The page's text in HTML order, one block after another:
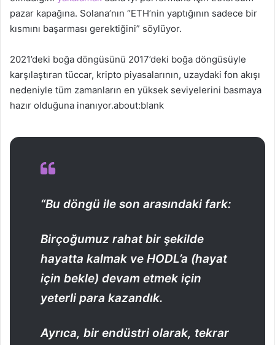
pazar kapağına. Solana’nın “ETH’nin yaptığının sadece bir
kısmını başarması gerektiğini” söylüyor.
2021’deki boğa döngüsünü 2017’deki boğa döngüsüyle
karşılaştıran tüccar, kripto piyasalarının, uzaydaki fon akışı
nedeniyle tüm zamanların en yüksek seviyelerini basmaya
hazır olduğuna inanıyor.about:blank
“Bu döngü ile son arasındaki fark:
Birçoğumuz rahat bir şekilde
hayatta kalmak ve HODL’a (hayat
için bekle) devam etmek için
yeterli para kazandık.
Ayrıca, bir endüstri olarak, tekrar